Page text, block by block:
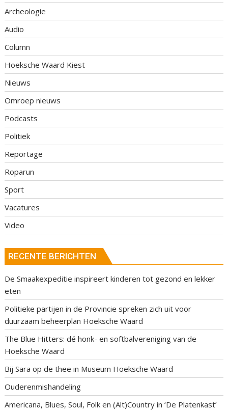
Archeologie
Audio
Column
Hoeksche Waard Kiest
Nieuws
Omroep nieuws
Podcasts
Politiek
Reportage
Roparun
Sport
Vacatures
Video
RECENTE BERICHTEN
De Smaakexpeditie inspireert kinderen tot gezond en lekker
eten
Politieke partijen in de Provincie spreken zich uit voor
duurzaam beheerplan Hoeksche Waard
The Blue Hitters: dé honk- en softbalvereniging van de
Hoeksche Waard
Bij Sara op de thee in Museum Hoeksche Waard
Ouderenmishandeling
Americana, Blues, Soul, Folk en (Alt)Country in ‘De Platenkast’